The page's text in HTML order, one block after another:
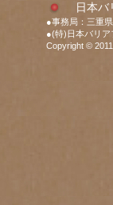
日本バ
●事務局：三重
●(特)日本バリア
Copyright ©